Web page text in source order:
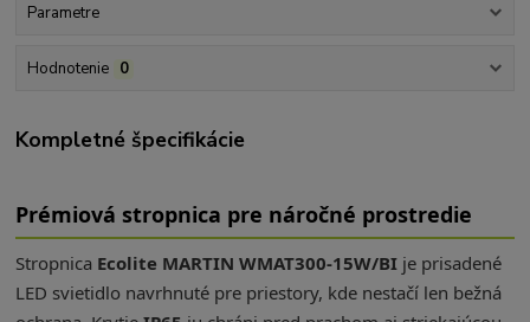
Parametre
Hodnotenie 0
Kompletné špecifikácie
Prémiová stropnica pre náročné prostredie
Stropnica Ecolite MARTIN WMAT300-15W/BI je prisadené
LED svietidlo navrhnuté pre priestory, kde nestačí len bežná